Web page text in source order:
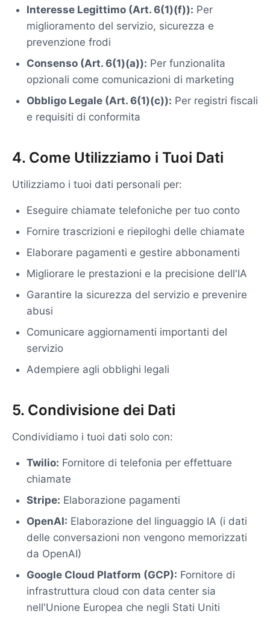
Interesse Legittimo (Art. 6(1)(f)): Per
miglioramento del servizio, sicurezza e
prevenzione frodi
Consenso (Art. 6(1)(a)): Per funzionalita
opzionali come comunicazioni di marketing
Obbligo Legale (Art. 6(1)(c)): Per registri fiscali
e requisiti di conformita
4. Come Utilizziamo i Tuoi Dati
Utilizziamo i tuoi dati personali per:
Eseguire chiamate telefoniche per tuo conto
Fornire trascrizioni e riepiloghi delle chiamate
Elaborare pagamenti e gestire abbonamenti
Migliorare le prestazioni e la precisione dell'IA
Garantire la sicurezza del servizio e prevenire
abusi
Comunicare aggiornamenti importanti del
servizio
Adempiere agli obblighi legali
5. Condivisione dei Dati
Condividiamo i tuoi dati solo con:
Twilio: Fornitore di telefonia per effettuare
chiamate
Stripe: Elaborazione pagamenti
OpenAI: Elaborazione del linguaggio IA (i dati
delle conversazioni non vengono memorizzati
da OpenAI)
Google Cloud Platform (GCP): Fornitore di
infrastruttura cloud con data center sia
nell'Unione Europea che negli Stati Uniti